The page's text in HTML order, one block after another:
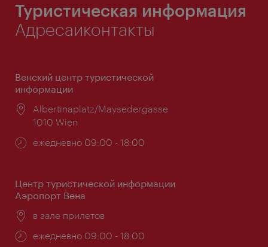
Туристическая информация
Адресаиконтакты
Венский центр туристической
информации
Расположение:
Albertinaplatz/Maysedergasse
1010 Wien
Часы
ежедневно 09:00 - 18:00
Центр туристической информации
Аэропорт Вена
Расположение:
в зале прилетов
Часы
ежедневно 09:00 - 18:00